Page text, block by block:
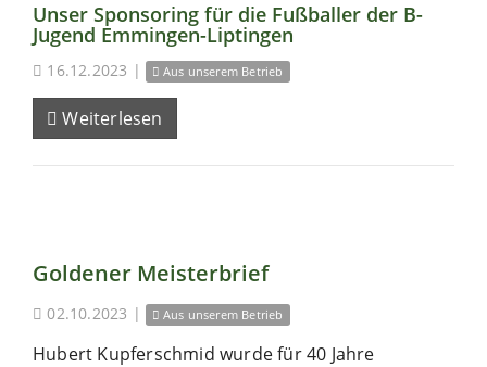
Unser Sponsoring für die Fußballer der B-
Jugend Emmingen-Liptingen
16.12.2023 | Aus unserem Betrieb
Weiterlesen
Goldener Meisterbrief
02.10.2023 | Aus unserem Betrieb
Hubert Kupferschmid wurde für 40 Jahre